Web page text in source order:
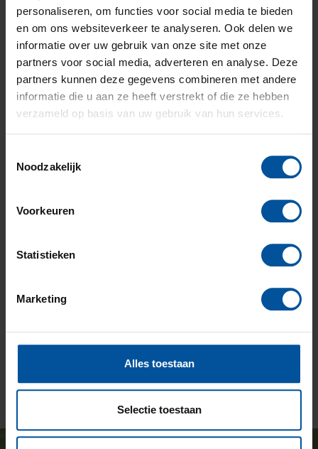
personaliseren, om functies voor social media te bieden
en om ons websiteverkeer te analyseren. Ook delen we
informatie over uw gebruik van onze site met onze
partners voor social media, adverteren en analyse. Deze
partners kunnen deze gegevens combineren met andere
informatie die u aan ze heeft verstrekt of die ze hebben
verzameld op basis van uw gebruik van hun services.
Noodzakelijk
Voorkeuren
Statistieken
Marketing
Alles toestaan
Selectie toestaan
werkdagen antwoord. Buiten kantooruren zijn wij voor
spoedgevallen telefonisch bereikbaar via het nummer
(024) 324 7600. Je kunt ook een e-mail sturen
naar123@ghw.nl
IBAN:NL81ABNA0537292675
BIC:ABNANL2A
NL 8215.33.927.B.01
Takenhofplein
Nijmegen
ghw@ghw.nl
Nijmegen